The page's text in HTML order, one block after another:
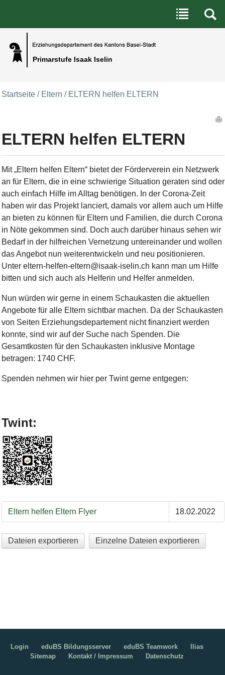
Primarstufe Isaak Iselin
Benutzerspezifische Werkzeuge
Direkt zum Inhalt|Direkt zur Navigation
Startseite / Eltern / ELTERN helfen ELTERN
ELTERN helfen ELTERN
Mit „Eltern helfen Eltern“ bietet der Förderverein ein Netzwerk
an für Eltern, die in eine schwierige Situation geraten sind oder
auch einfach Hilfe im Alltag benötigen. In der Corona-Zeit
haben wir das Projekt lanciert, damals vor allem auch um Hilfe
an bieten zu können für Eltern und Familien, die durch Corona
in Nöte gekommen sind. Doch auch darüber hinaus sehen wir
Bedarf in der hilfreichen Vernetzung untereinander und wollen
das Angebot nun weiterentwickeln und neu positionieren.
Unter eltern-helfen-eltern@isaak-iselin.ch kann man um Hilfe
bitten und sich auch als Helferin und Helfer anmelden.
Nun würden wir gerne in einem Schaukasten die aktuellen
Angebote für alle Eltern sichtbar machen. Da der Schaukasten
von Seiten Erziehungsdepartement nicht finanziert werden
konnte, sind wir auf der Suche nach Spenden. Die
Gesamtkosten für den Schaukasten inklusive Montage
betragen: 1740 CHF.
Spenden nehmen wir hier per Twint gerne entgegen:
Twint:
Eltern helfen Eltern Flyer 18.02.2022
Dateien exportieren Einzelne Dateien exportieren
Login eduBS Bildungsserver eduBS Teamwork
Ilias
Sitemap
Kontakt / Impressum Datenschutz